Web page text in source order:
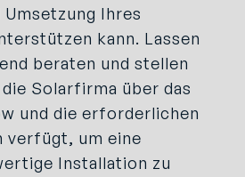
Umsetzung Ihres
kann. Lassen
beraten und stellen
Solarfirma über das
und die erforderlichen
verfügt, um eine
Installation zu